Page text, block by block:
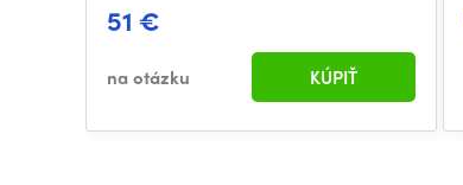
51 €
na otázku KÚPIŤ